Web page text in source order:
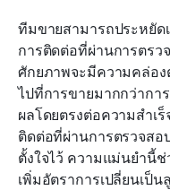
ทีมขายสามารถประหยัด
การติดต่อที่ผ่านการตร
ศักยภาพจะมีความคล่อ
ไปที่การขายมากกว่าก
ผลโดยตรงต่อความสำเ
ติดต่อที่ผ่านการตรวจส
ตั้งใจไว้ ความแม่นยำนี้
เพิ่มอัตราการเปลี่ยนเป็น